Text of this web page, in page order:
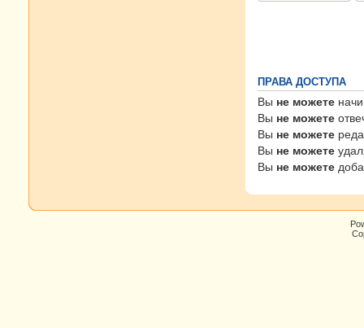
ПРАВА ДОСТУПА
Вы не можете
Вы не можете
Вы не можете
Вы не можете
Вы не можете